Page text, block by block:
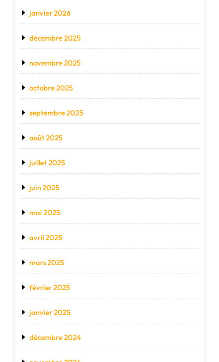
janvier 2026
décembre 2025
novembre 2025
octobre 2025
septembre 2025
août 2025
juillet 2025
juin 2025
mai 2025
avril 2025
mars 2025
février 2025
janvier 2025
décembre 2024